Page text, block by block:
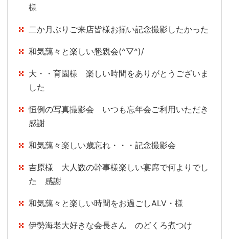
様
二か月ぶりご来店皆様お揃い記念撮影したかった
和気藹々と楽しい懇親会(^▽^)/
大・・育園様 楽しい時間をありがとうございま
した
恒例の写真撮影会 いつも忘年会ご利用いただき
感謝
和気藹々楽しい歳忘れ・・・記念撮影会
吉原様 大人数の幹事様楽しい宴席で何よりでし
た 感謝
和気藹々と楽しい時間をお過ごしALV・様
伊勢海老大好きな会長さん のどくろ煮つけ